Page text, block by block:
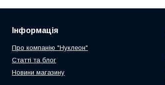
Інформація
Про компанію "Нуклеон"
Статті та блог
Новини магазину